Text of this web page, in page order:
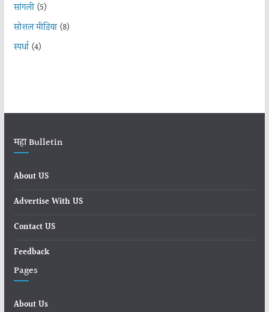
सांगली(5)
सोशल मीडिया(8)
स्पर्धा(4)
महा Bulletin
About US
Advertise With US
Contact US
Feedback
Pages
About Us